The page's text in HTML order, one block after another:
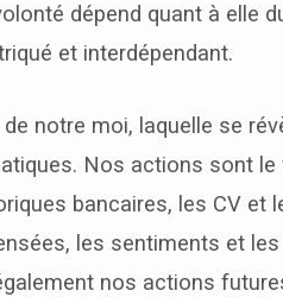
dépend quant à elle
et interdépendant.
notre moi, laquelle se
Nos actions sont le
bancaires, les CV et
les sentiments et
nos actions